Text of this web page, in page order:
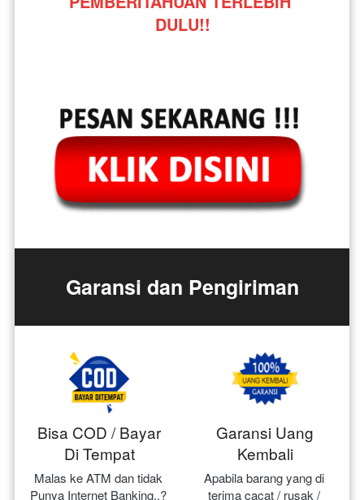
DULU!!
Garansi dan Pengiriman
Bisa COD / Bayar
Di Tempat
Malas ke ATM dan tidak
Punya Internet Banking..?
Garansi Uang
Kembali
Apabila barang yang di
terima cacat / rusak /